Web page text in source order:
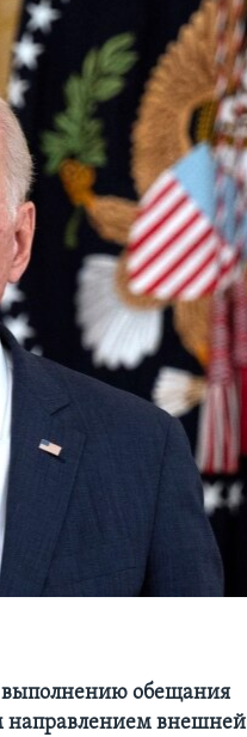
выполнению обещания
направлением внешней